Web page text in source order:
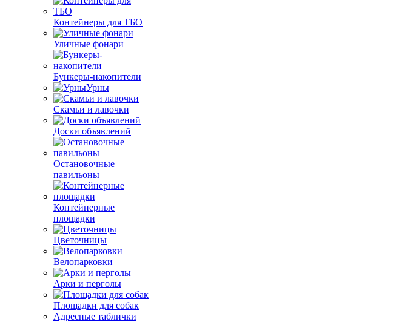
Контейнеры для ТБО
Уличные фонари
Бункеры-накопители
Урны
Скамьи и лавочки
Доски объявлений
Остановочные
павильоны
Контейнерные
площадки
Цветочницы
Велопарковки
Арки и перголы
Площадки для собак
Адресные таблички